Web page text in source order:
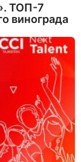
ТОП-7
винограда